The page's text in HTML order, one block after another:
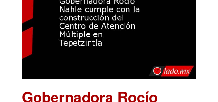
Gobernadora Rocío